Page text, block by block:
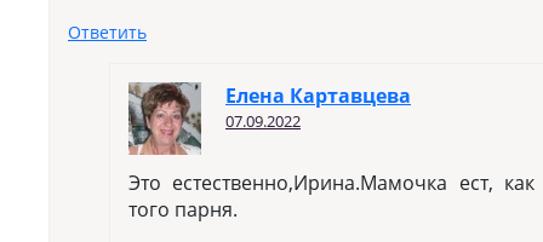
Ответить
Елена Картавцева
07.09.2022
Это естественно,Ирина.Мамочка ест,
того парня.